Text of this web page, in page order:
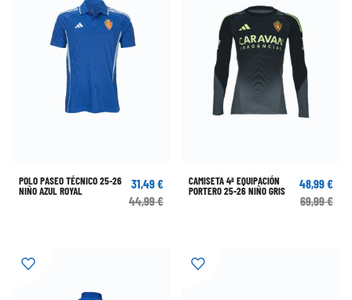
POLO PASEO TÉCNICO 25-26
NIÑO AZUL ROYAL
31,49 €
44,99 €
CAMISETA 4ª EQUIPACIÓN
PORTERO 25-26 NIÑO GRIS
48,99 €
69,99 €